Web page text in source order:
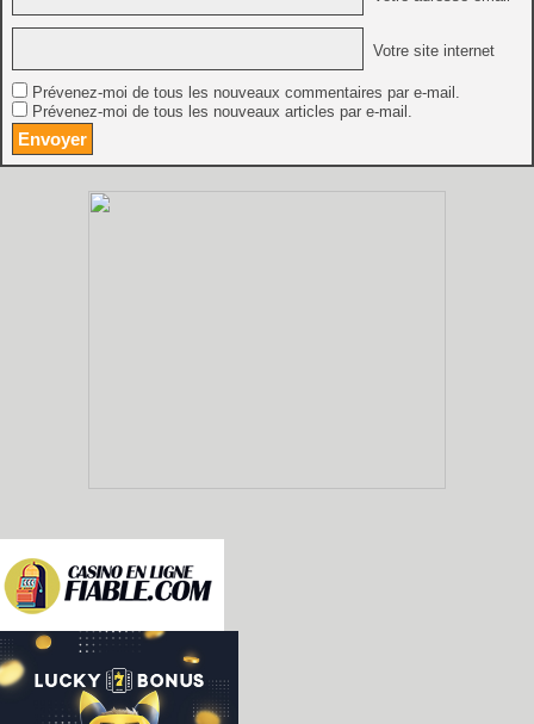
Votre site internet
Prévenez-moi de tous les nouveaux commentaires par e-mail.
Prévenez-moi de tous les nouveaux articles par e-mail.